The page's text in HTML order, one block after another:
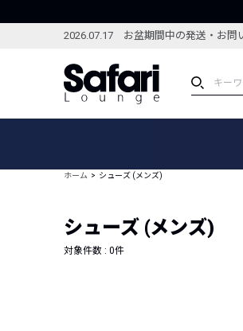
2026.07.17 お盆期間中の発送・お問
ブランドから探す
新着アイテム
編集部のおすすめアイテム
ホーム シューズ (メンズ)
シューズ (メンズ)
対象件数 : 0件